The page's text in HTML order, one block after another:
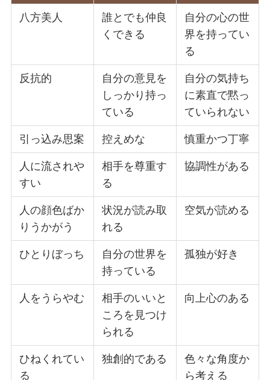
八方美人
誰とでも仲良
くできる
自分の心の世
界を持ってい
る
反抗的
自分の意見を
しっかり持っ
ている
自分の気持ち
に素直で黙っ
ていられない
引っ込み思案 控えめな 慎重かつ丁寧
人に流されや
すい
相手を尊重す
る
協調性がある
人の顔色ばか
りうかがう
状況が読み取
れる
空気が読める
ひとりぼっち
自分の世界を
持っている
孤独が好き
人をうらやむ
相手のいいと
ころを見つけ
られる
向上心のある
ひねくれてい
る
独創的である
色々な角度か
ら考える